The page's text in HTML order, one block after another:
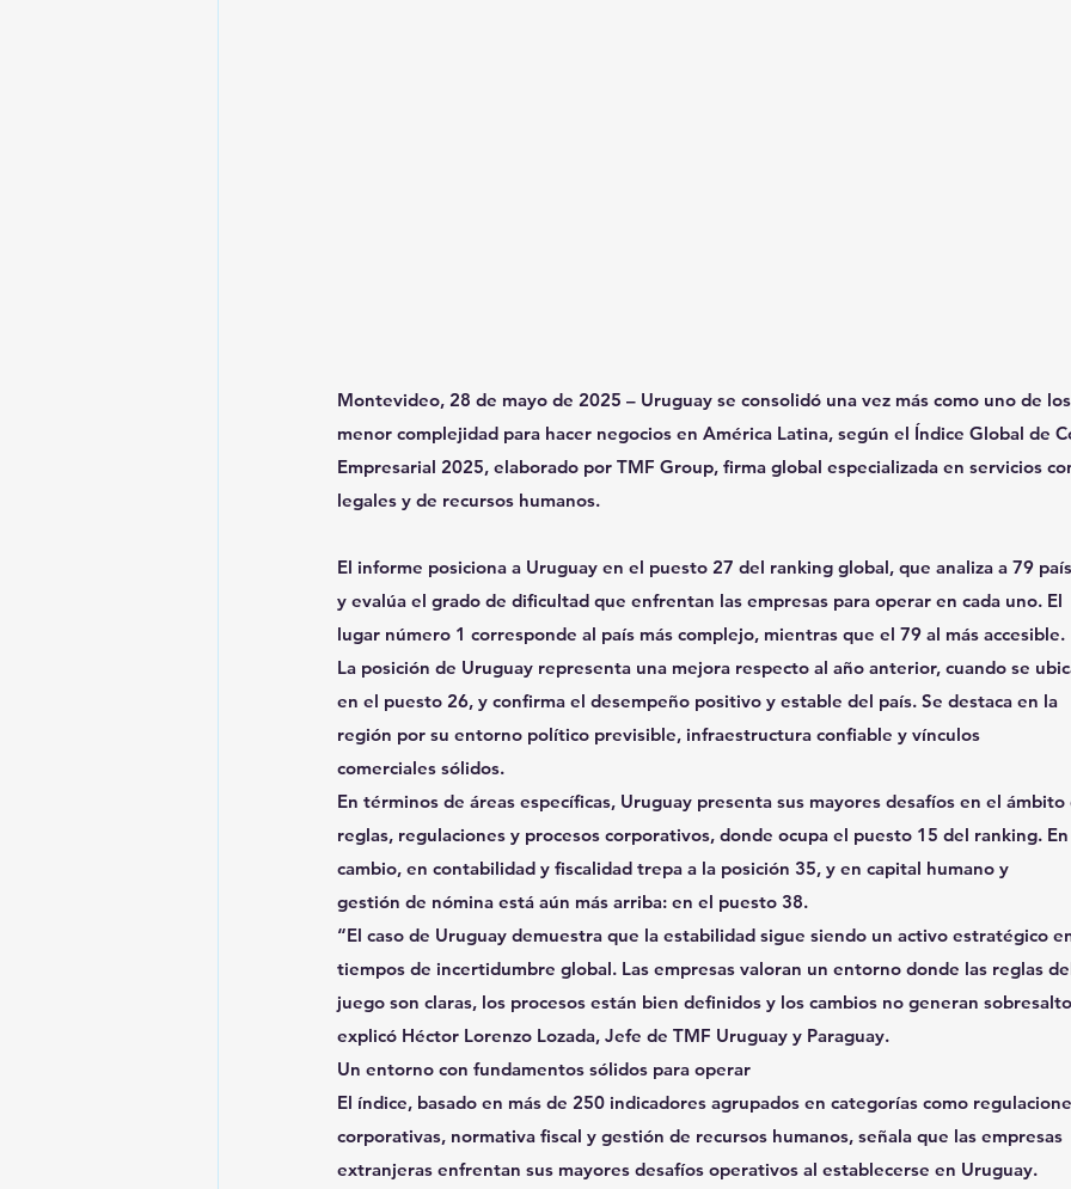
Montevideo, 28 de mayo de 2025 – Uruguay se consolidó una vez más como uno de
menor complejidad para hacer negocios en América Latina, según el Índice Global de
Empresarial 2025, elaborado por TMF Group, firma global especializada en servicios
legales y de recursos humanos.
El informe posiciona a Uruguay en el puesto 27 del ranking global, que analiza a 79
y evalúa el grado de dificultad que enfrentan las empresas para operar en cada uno. El
lugar número 1 corresponde al país más complejo, mientras que el 79 al más accesible.
La posición de Uruguay representa una mejora respecto al año anterior, cuando se
en el puesto 26, y confirma el desempeño positivo y estable del país. Se destaca en la
región por su entorno político previsible, infraestructura confiable y vínculos
comerciales sólidos.
En términos de áreas específicas, Uruguay presenta sus mayores desafíos en el ámbito
reglas, regulaciones y procesos corporativos, donde ocupa el puesto 15 del ranking. En
cambio, en contabilidad y fiscalidad trepa a la posición 35, y en capital humano y
gestión de nómina está aún más arriba: en el puesto 38.
“El caso de Uruguay demuestra que la estabilidad sigue siendo un activo estratégico
tiempos de incertidumbre global. Las empresas valoran un entorno donde las reglas
juego son claras, los procesos están bien definidos y los cambios no generan
explicó Héctor Lorenzo Lozada, Jefe de TMF Uruguay y Paraguay.
Un entorno con fundamentos sólidos para operar
El índice, basado en más de 250 indicadores agrupados en categorías como
corporativas, normativa fiscal y gestión de recursos humanos, señala que las empresas
extranjeras enfrentan sus mayores desafíos operativos al establecerse en Uruguay.